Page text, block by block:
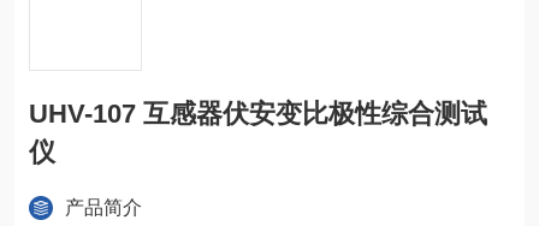
UHV-107 互感器伏安变比极性综合测试
仪
产品简介